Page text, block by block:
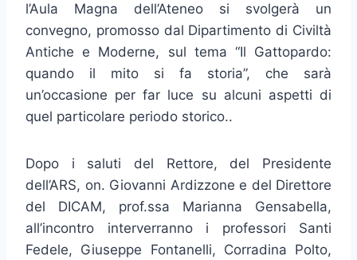
l’Aula Magna dell’Ateneo si svolgerà un
convegno, promosso dal Dipartimento di Civiltà
Antiche e Moderne, sul tema “Il Gattopardo:
quando il mito si fa storia”, che sarà
un’occasione per far luce su alcuni aspetti di
quel particolare periodo storico..
Dopo i saluti del Rettore, del Presidente
dell’ARS, on. Giovanni Ardizzone e del Direttore
del DICAM, prof.ssa Marianna Gensabella,
all’incontro interverranno i professori Santi
Fedele, Giuseppe Fontanelli, Corradina Polto,